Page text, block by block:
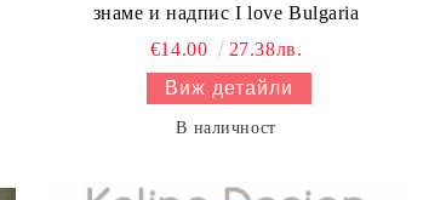
знаме и надпис I love Bulgaria
€14.00
27.38лв.
Виж детайли
В наличност